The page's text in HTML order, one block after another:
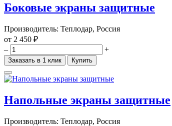
Боковые экраны защитные
Производитель: Теплодар, Россия
от 2 450 ₽
–
+
Заказать в 1 клик Купить
Напольные экраны защитные
Производитель: Теплодар, Россия